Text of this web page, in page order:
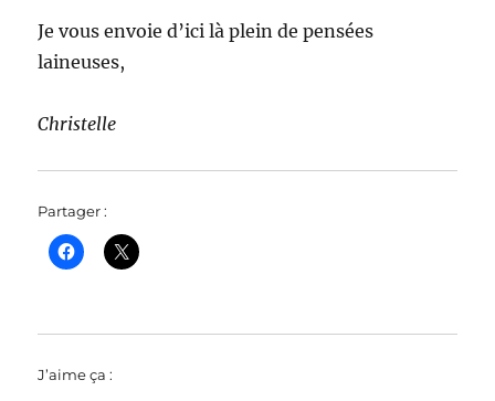
Je vous envoie d’ici là plein de pensées
laineuses,
Christelle
Partager :
J’aime ça :